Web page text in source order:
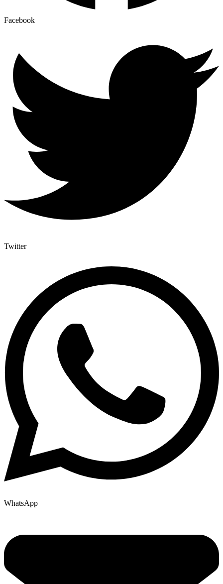
Facebook
Twitter
WhatsApp